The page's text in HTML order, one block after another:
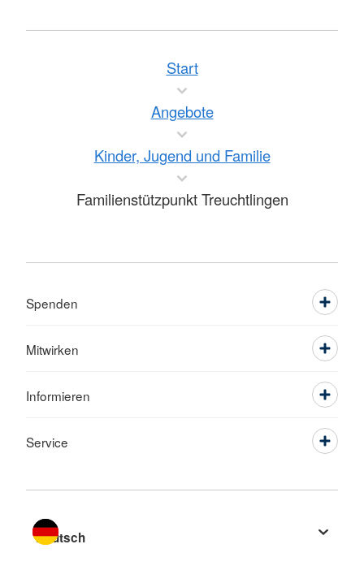
Start
Angebote
Kinder, Jugend und Familie
Familienstützpunkt Treuchtlingen
Spenden
Mitwirken
Informieren
Service
Sprache wechseln zu